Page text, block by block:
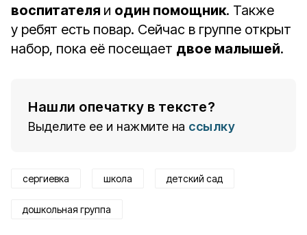
воспитателя и один помощник. Также
у ребят есть повар. Сейчас в группе открыт
набор, пока её посещает двое малышей.
Нашли опечатку в тексте?
Выделите ее и нажмите на ссылку
сергиевка школа детский сад
дошкольная группа